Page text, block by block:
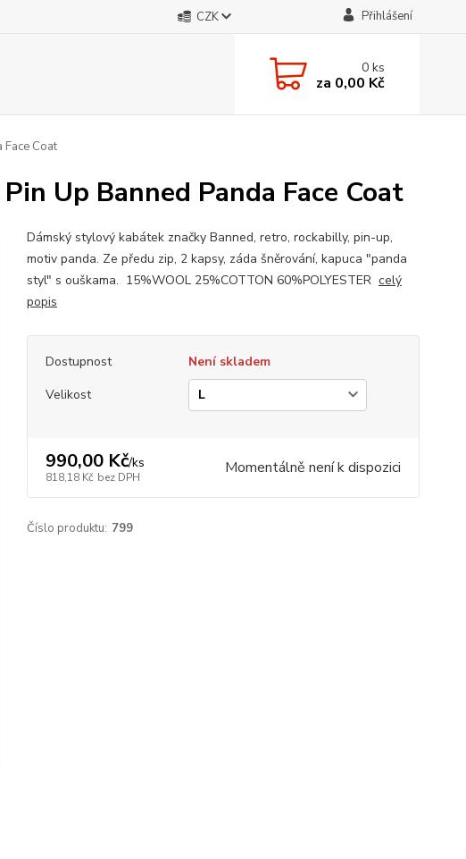
CZK Přihlášení
0ks
za 0,00 Kč
Face Coat
Up Banned Panda Face Coat
Dámský stylový kabátek značky Banned, retro, rockabilly, pin-up,
motiv panda. Ze předu zip, 2 kapsy, záda šněrování, kapuca "panda
styl" s ouškama. 15%WOOL 25%COTTON 60%POLYESTER celý
popis
Dostupnost
Není skladem
Velikost
990,00 Kč/ks
818,18 Kč bez DPH Momentálně není k dispozici
Číslo produktu: 799